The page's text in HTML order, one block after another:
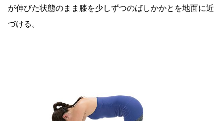
が伸びた状態のまま膝を少しずつのばしかかとを地面に近
づける。